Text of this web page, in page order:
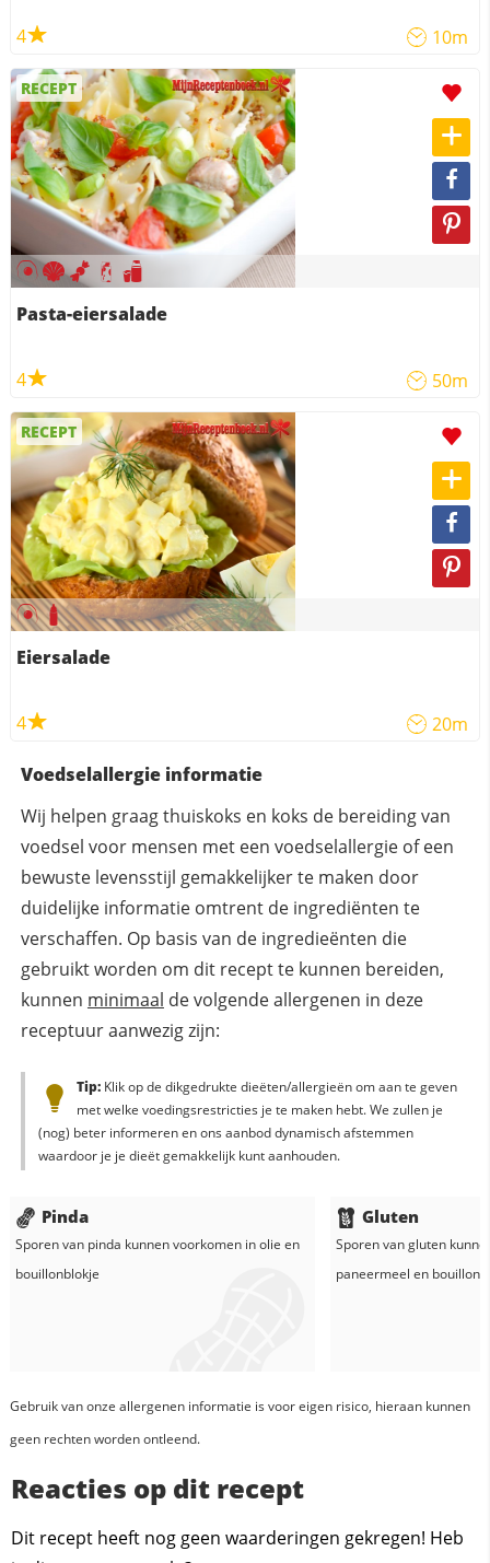
4 10m
RECEPT
Pasta-eiersalade
4 50m
RECEPT
Eiersalade
4 20m
Voedselallergie informatie
Wij helpen graag thuiskoks en koks de bereiding van
voedsel voor mensen met een voedselallergie of een
bewuste levensstijl gemakkelijker te maken door
duidelijke informatie omtrent de ingrediënten te
verschaffen. Op basis van de ingredieënten die
gebruikt worden om dit recept te kunnen bereiden,
kunnen minimaal de volgende allergenen in deze
receptuur aanwezig zijn:
Tip:Klik op de dikgedrukte dieëten/allergieën om aan te geven
met welke voedingsrestricties je te maken hebt. We zullen je
(nog) beter informeren en ons aanbod dynamisch afstemmen
waardoor je je dieët gemakkelijk kunt aanhouden.
Pinda
Sporen van pinda kunnen voorkomen inolie en
bouillonblokje
Gluten
Sporen van gluten
paneermeel en
Gebruik van onze allergenen informatie is voor eigen risico, hieraan kunnen
geen rechten worden ontleend.
Reacties op dit recept
Dit recept heeft nog geen waarderingen gekregen! Heb